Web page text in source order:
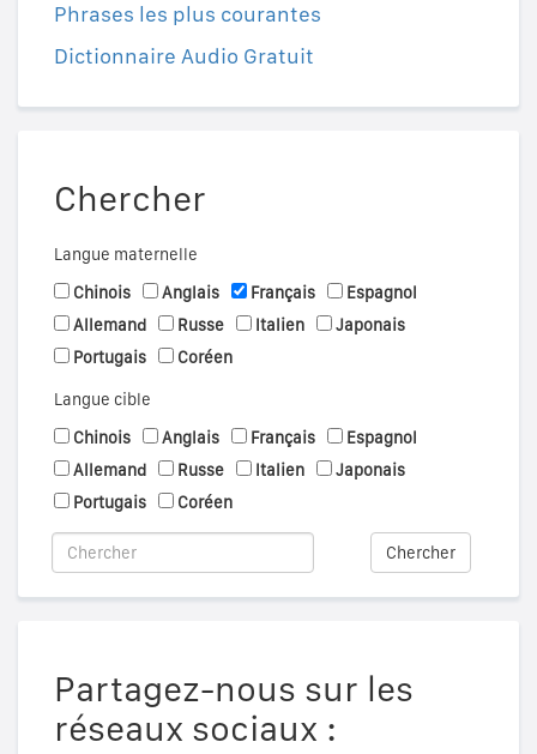
Phrases les plus courantes
Dictionnaire Audio Gratuit
Chercher
Langue maternelle
Chinois
Anglais Français
Espagnol
Allemand
Russe Italien
Japonais
Portugais
Coréen
Langue cible
Chinois
Anglais Français
Espagnol
Allemand
Russe Italien
Japonais
Portugais
Coréen
Chercher
Partagez-nous sur les
réseaux sociaux :